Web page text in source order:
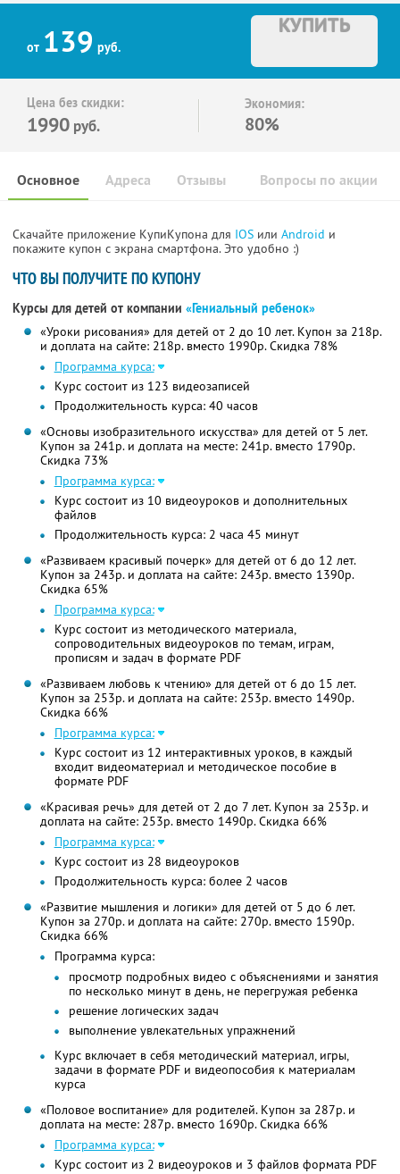
от 139 руб.
КУПИТЬ
Цена без скидки:
1990 руб.
Экономия:
80%
Основное Отзывы Вопросы по акции
Адреса
Скачайте приложение КупиКупона для IOS или Android и
покажите купон с экрана смартфона. Это удобно :)
ЧТО ВЫ ПОЛУЧИТЕ ПО КУПОНУ
Курсы для детей от компании «Гениальный ребенок»
«Уроки рисования» для детей от 2 до 10 лет. Купон за 218р.
и доплата на сайте: 218р. вместо 1990р. Скидка 78%
Программа курса:
Курс состоит из 123 видеозаписей
Продолжительность курса: 40 часов
«Основы изобразительного искусства» для детей от 5 лет.
Купон за 241р. и доплата на месте: 241р. вместо 1790р.
Скидка 73%
Программа курса:
Курс состоит из 10 видеоуроков и дополнительных
файлов
Продолжительность курса: 2 часа 45 минут
«Развиваем красивый почерк» для детей от 6 до 12 лет.
Купон за 243р. и доплата на сайте: 243р. вместо 1390р.
Скидка 65%
Программа курса:
Курс состоит из методического материала,
сопроводительных видеоуроков по темам, играм,
прописям и задач в формате PDF
«Развиваем любовь к чтению» для детей от 6 до 15 лет.
Купон за 253р. и доплата на сайте: 253р. вместо 1490р.
Скидка 66%
Программа курса:
Курс состоит из 12 интерактивных уроков, в каждый
входит видеоматериал и методическое пособие в
формате PDF
«Красивая речь» для детей от 2 до 7 лет. Купон за 253р. и
доплата на сайте: 253р. вместо 1490р. Скидка 66%
Программа курса:
Курс состоит из 28 видеоуроков
Продолжительность курса: более 2 часов
«Развитие мышления и логики» для детей от 5 до 6 лет.
Купон за 270р. и доплата на сайте: 270р. вместо 1590р.
Скидка 66%
Программа курса:
просмотр подробных видео с объяснениями и занятия
по несколько минут в день, не перегружая ребенка
решение логических задач
выполнение увлекательных упражнений
Курс включает в себя методический материал, игры,
задачи в формате PDF и видеопособия к материалам
курса
«Половое воспитание» для родителей. Купон за 287р. и
доплата на месте: 287р. вместо 1690р. Скидка 66%
Программа курса:
Курс состоит из 2 видеоуроков и 3 файлов формата PDF